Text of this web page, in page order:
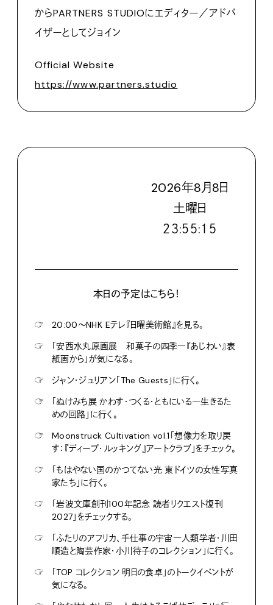
からPARTNERS STUDIOにエディター／アドバ
イザーとしてジョイン
Official Website
https://www.partners.studio
2026年8月8日
土曜日
２３:５５:１７
本日の予定はこちら！
☞
20:00〜NHK Eテレ『日曜美術館』を見る。
☞
「安西水丸原画展 和菓子の四季―『あじわい』表
紙画から」が気になる。
☞
ジャン・ジュリアン「The Guests」に行く。
☞
「ぬけみち展 かわす・つくる・ともにいる―生きるた
めの回路」に行く。
☞
Moonstruck Cultivation vol.1「想像力を取り戻
す：『ディープ・ルッキング』アートクラブ」をチェック。
☞
「もはやない国のかつてない光 東ドイツの女性写真
家たち」に行く。
☞
「岩波文庫創刊100年記念 読者リクエスト復刊
2027」をチェックする。
☞
「ふたりのアフリカ、手仕事の宇宙―人類学者・川田
順造と陶芸作家・小川待子のコレクション」に行く。
☞
「TOP コレクション 明日の食卓」のトークイベントが
気になる。